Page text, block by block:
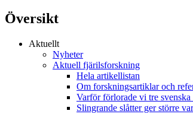
Översikt
Aktuellt
Nyheter
Aktuell fjärilsforskning
Hela artikellistan
Om forskningsartiklar och
Varför förlorade vi tre
Slingrande slåtter ger större